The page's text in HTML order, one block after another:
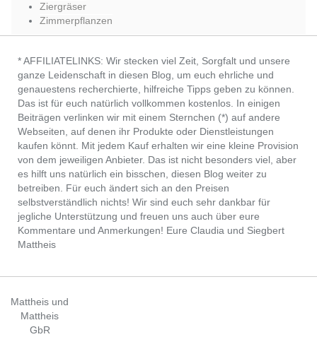
Ziergräser
Zimmerpflanzen
* AFFILIATELINKS: Wir stecken viel Zeit, Sorgfalt und unsere
ganze Leidenschaft in diesen Blog, um euch ehrliche und
genauestens recherchierte, hilfreiche Tipps geben zu können.
Das ist für euch natürlich vollkommen kostenlos. In einigen
Beiträgen verlinken wir mit einem Sternchen (*) auf andere
Webseiten, auf denen ihr Produkte oder Dienstleistungen
kaufen könnt. Mit jedem Kauf erhalten wir eine kleine Provision
von dem jeweiligen Anbieter. Das ist nicht besonders viel, aber
es hilft uns natürlich ein bisschen, diesen Blog weiter zu
betreiben. Für euch ändert sich an den Preisen
selbstverständlich nichts! Wir sind euch sehr dankbar für
jegliche Unterstützung und freuen uns auch über eure
Kommentare und Anmerkungen! Eure Claudia und Siegbert
Mattheis
Mattheis und
Mattheis
GbR